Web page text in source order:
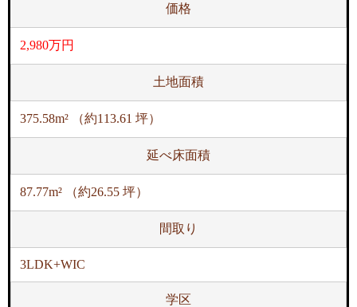
価格
2,980万円
土地面積
375.58m² （約113.61 坪）
延べ床面積
87.77m² （約26.55 坪）
間取り
3LDK+WIC
学区